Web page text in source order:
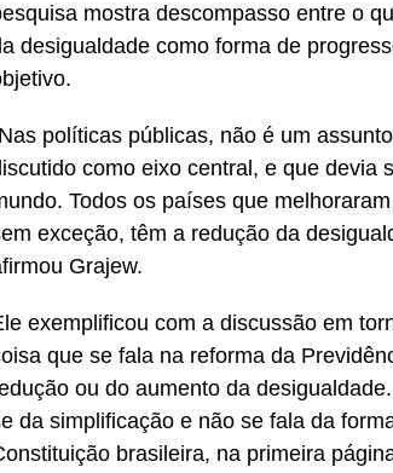
mostra descompasso entre o
desigualdade como forma de
políticas públicas, não é um
como eixo central, e que devia
Todos os países que
exceção, têm a redução da
Grajew.
exemplificou com a discussão em
que se fala na reforma da
ou do aumento da
da simplificação e não se fala da
brasileira, na primeira